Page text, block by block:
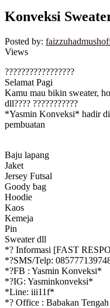
Konveksi
Posted by:
Views
?????????????????
Selamat Pagi
Kamu mau bikin sweater,
dll???? ???????????
*Yasmin Konveksi* hadir
pembuatan
Baju lapang
Jaket
Jersey Futsal
Goody bag
Hoodie
Kaos
Kemeja
Pin
Sweater dll
*? Informasi [FAST
*?SMS/Telp:
*?FB : Yasmin Konveksi*
*?IG: Yasminkonveksi*
*Line: iii11f*
*? Office : Babakan